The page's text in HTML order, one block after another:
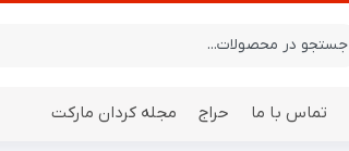
تماس با ما حراج مجله کردان مارکت